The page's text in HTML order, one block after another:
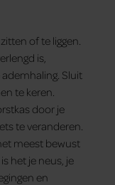
of te liggen.
is,
Sluit
te keren.
door je
te veranderen.
meest bewust
het je neus, je
en